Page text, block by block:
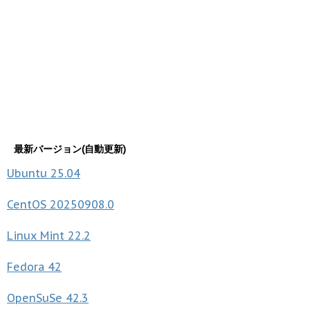
最新バージョン(自動更新)
Ubuntu 25.04
CentOS 20250908.0
Linux Mint 22.2
Fedora 42
OpenSuSe 42.3